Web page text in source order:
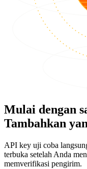
Mulai dengan
Tambahkan
API key uji coba
terbuka setelah Anda
memverifikasi pengirim.